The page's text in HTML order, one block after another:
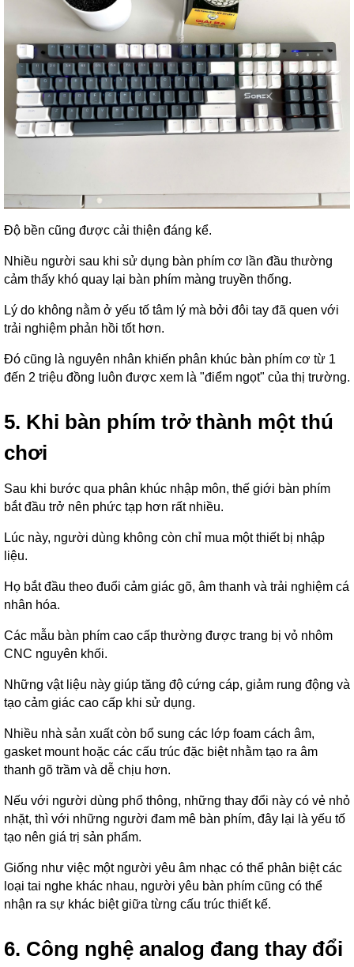
Độ bền cũng được cải thiện đáng kể.
Nhiều người sau khi sử dụng bàn phím cơ lần đầu thường
cảm thấy khó quay lại bàn phím màng truyền thống.
Lý do không nằm ở yếu tố tâm lý mà bởi đôi tay đã quen với
trải nghiệm phản hồi tốt hơn.
Đó cũng là nguyên nhân khiến phân khúc bàn phím cơ từ 1
đến 2 triệu đồng luôn được xem là "điểm ngọt" của thị trường.
5. Khi bàn phím trở thành một thú
chơi
Sau khi bước qua phân khúc nhập môn, thế giới bàn phím
bắt đầu trở nên phức tạp hơn rất nhiều.
Lúc này, người dùng không còn chỉ mua một thiết bị nhập
liệu.
Họ bắt đầu theo đuổi cảm giác gõ, âm thanh và trải nghiệm cá
nhân hóa.
Các mẫu bàn phím cao cấp thường được trang bị vỏ nhôm
CNC nguyên khối.
Những vật liệu này giúp tăng độ cứng cáp, giảm rung động và
tạo cảm giác cao cấp khi sử dụng.
Nhiều nhà sản xuất còn bổ sung các lớp foam cách âm,
gasket mount hoặc các cấu trúc đặc biệt nhằm tạo ra âm
thanh gõ trầm và dễ chịu hơn.
Nếu với người dùng phổ thông, những thay đổi này có vẻ nhỏ
nhặt, thì với những người đam mê bàn phím, đây lại là yếu tố
tạo nên giá trị sản phẩm.
Giống như việc một người yêu âm nhạc có thể phân biệt các
loại tai nghe khác nhau, người yêu bàn phím cũng có thể
nhận ra sự khác biệt giữa từng cấu trúc thiết kế.
6. Công nghệ analog đang thay đổi